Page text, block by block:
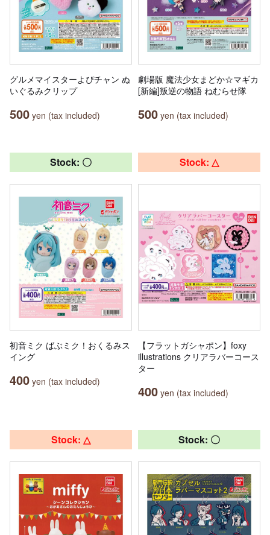
グルメマイスターよぴチャン ぬ
いぐるみクリップ
500 yen (tax included)
劇場版 魔法少女まどか☆マギカ
[新編]叛逆の物語 ねむらせ隊
500 yen (tax included)
Stock: 〇
初音ミク ばぶミク！おくるみス
イング
400 yen (tax included)
Stock: △
【フラットガシャポン】foxy
illustrations クリアラバーコース
ター
400 yen (tax included)
Stock: △ Stock: 〇